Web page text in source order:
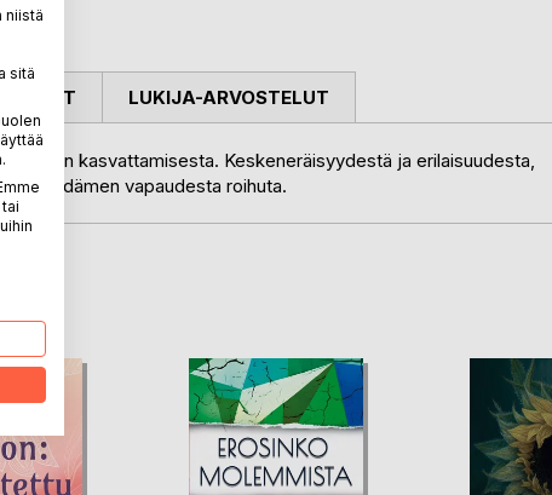
siipien kasvattamisesta. Keskeneräisyydestä ja erilaisuudesta,
ja sydämen vapaudesta roihuta.
LUKIJA-ARVOSTELUT
niistä
sitä